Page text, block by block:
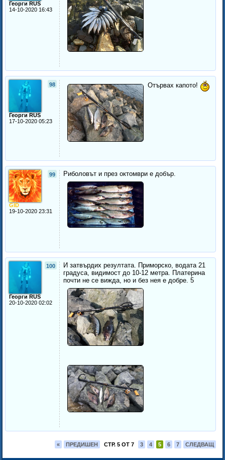
Георги RUS
14-10-2020 16:43
98
Георги RUS
17-10-2020 05:23
Отървах капото!
99
GID
19-10-2020 23:31
Риболовът и през октомври е добър.
100
Георги RUS
20-10-2020 02:02
И затвърдих резултата. Приморско, водата 21
градуса, видимост до 10-12 метра. Платерина
почти не се вижда, но и без нея е добре. 5
« ПРЕДИШЕН СТР. 5 ОТ 7 3 4 5 6 7 СЛЕДВАЩ